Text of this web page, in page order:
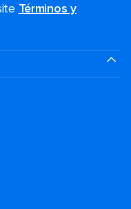
Términos y